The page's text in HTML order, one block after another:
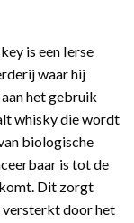
is een Ierse
waar hij
het gebruik
whisky die wordt
biologische
is tot de
Dit zorgt
versterkt door het